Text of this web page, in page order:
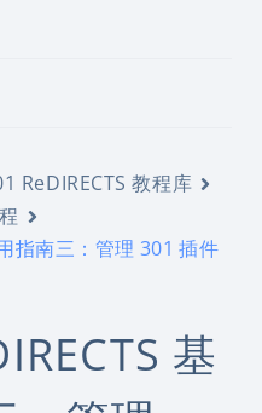
ReDIRECTS 教程库
指南三：管理 301 插件
基